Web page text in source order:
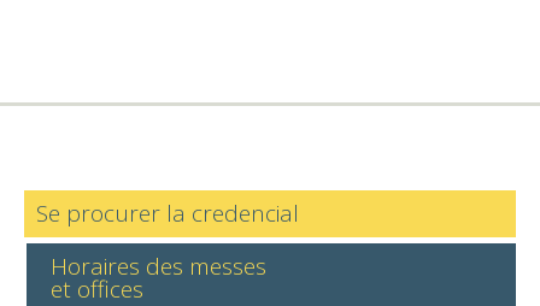
Se procurer la credencial
Horaires des messes
et offices